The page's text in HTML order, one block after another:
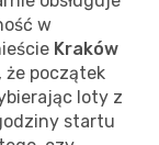
w
Kraków
że początek
loty z
startu